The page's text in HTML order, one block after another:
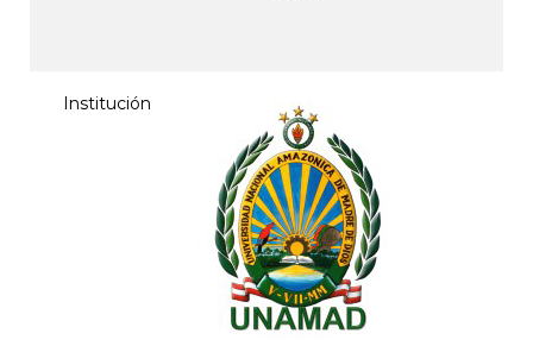
Institución